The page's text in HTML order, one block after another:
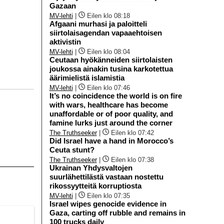
Gazaan
MV-lehti Eilen klo 08:18
Afgaani murhasi ja paloitteli
siirtolaisagendan vapaaehtoisen
aktivistin
MV-lehti Eilen klo 08:04
Ceutaan hyökänneiden siirtolaisten
joukossa ainakin tusina karkotettua
äärimielistä islamistia
MV-lehti Eilen klo 07:46
It’s no coincidence the world is on fire
with wars, healthcare has become
unaffordable or of poor quality, and
famine lurks just around the corner
The Truthseeker| Eilen klo 07:42
Did Israel have a hand in Morocco’s
Ceuta stunt?
The Truthseeker| Eilen klo 07:38
Ukrainan Yhdysvaltojen
suurlähettilästä vastaan nostettu
rikossyytteitä korruptiosta
MV-lehti Eilen klo 07:35
Israel wipes genocide evidence in
Gaza, carting off rubble and remains in
100 trucks daily